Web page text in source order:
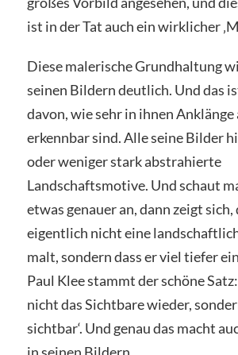
ist in der Tat auch ein wirklicher
Diese malerische Grundhaltung
seinen Bildern deutlich. Und das
davon, wie sehr in ihnen Anklänge
erkennbar sind. Alle seine Bilder
oder weniger stark abstrahierte
Landschaftsmotive. Und schaut
etwas genauer an, dann zeigt sich,
eigentlich nicht eine
malt, sondern dass er viel tiefer
Paul Klee stammt der schöne
nicht das Sichtbare wieder,
sichtbar‘. Und genau das macht